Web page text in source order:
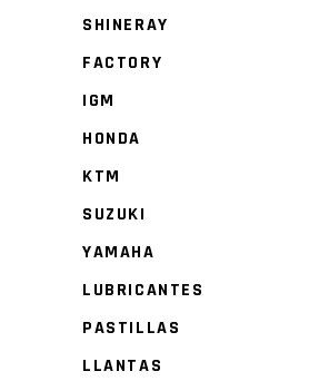
SHINERAY
FACTORY
IGM
HONDA
KTM
SUZUKI
YAMAHA
LUBRICANTES
PASTILLAS
LLANTAS